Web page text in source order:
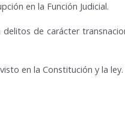
en la Función Judicial.
de carácter
en la Constitución y la ley.